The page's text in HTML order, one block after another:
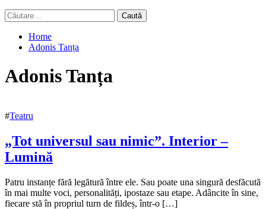
Caută
după:
Home
Adonis Tanța
Adonis Tanța
#Teatru
„Tot universul sau nimic”. Interior –
Lumină
18
octombrie
202222
Patru instanțe fără legătură între ele. Sau poate una singură desfăcută
în mai multe voci, personalități, ipostaze sau etape. Adâncite în sine,
fiecare stă în propriul turn de fildeș, într-o […]